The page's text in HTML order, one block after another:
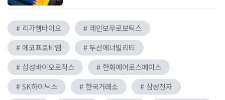
# 리가켐바이오
# 레인보우로보틱스
# 에코프로비엠
# 두산에너빌리티
# 삼성바이오로직스
# 한화에어로스페이스
# SK하이닉스
# 한국거래소
# 삼성전자